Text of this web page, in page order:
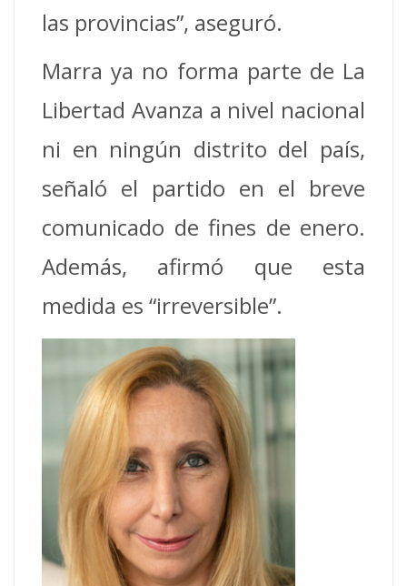
las provincias”, aseguró.
Marra ya no forma parte de La
Libertad Avanza a nivel nacional
ni en ningún distrito del país,
señaló el partido en el breve
comunicado de fines de enero.
Además, afirmó que esta
medida es “irreversible”.